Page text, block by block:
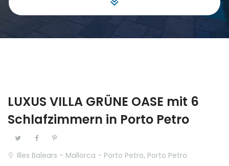
Projekt
Schloss
|-Ávila
|-León
LUXUS VILLA GRÜNE OASE mit 6
Schlafzimmern in Porto Petro
Illes Balears - Mallorca - Porto Petro, Porto Petro